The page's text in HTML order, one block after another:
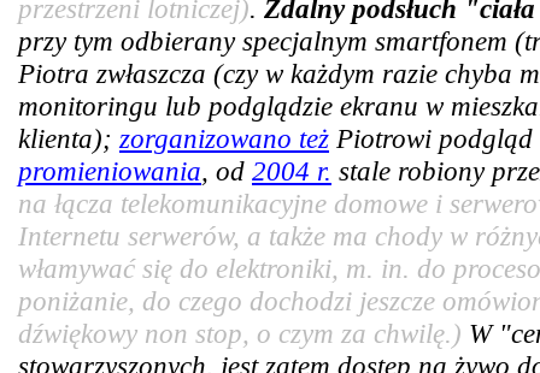
przestrzeni lotniczej). Zdalny podsłuch
przy tym odbierany specjalnym smartfonem
Piotra zwłaszcza (czy w każdym razie chyba
monitoringu lub podglądzie ekranu w
klienta); zorganizowano też Piotrowi
promieniowania, od 2004 r. stale robiony
na łącza telekomunikacyjne domowe i
Internetu serwerów, a także ma chody w
włamywać się do elektroniki, m. in. do
poniżanie, do czego dochodzi jeszcze
dźwiękowy non stop, o czym za chwilę.) W
stowarzyszonych, jest zatem dostęp na żywo